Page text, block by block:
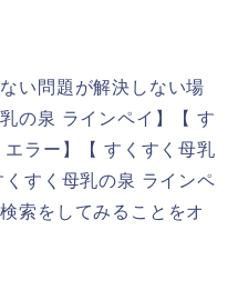
い問題が解決しない場
の泉 ラインペイ】【 す
ラー】【 すくすく母乳
すく母乳の泉 ラインペ
索をしてみることをオ